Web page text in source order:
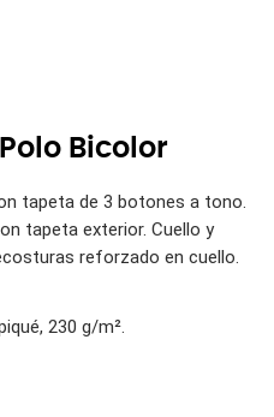
Bicolor
tapeta de 3 botones a tono.
tapeta exterior. Cuello y
reforzado en cuello.
230 g/m².